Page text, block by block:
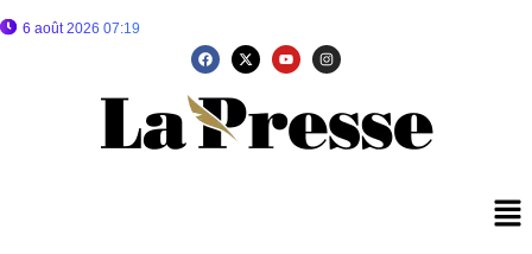
6 août 2026 07:19